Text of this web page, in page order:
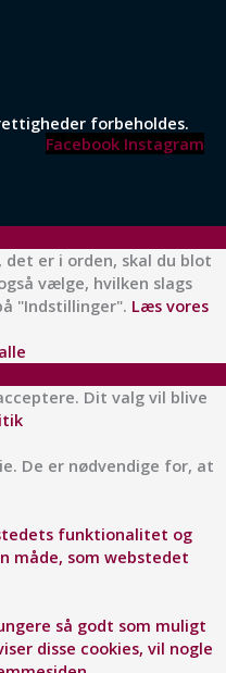
forbeholdes.
Facebook Instagram
det er i orden, skal du blot
vælge, hvilken slags
"Indstillinger". Læs vores
Dit valg vil blive
De er nødvendige for, at
funktionalitet og
måde, som webstedet
så godt som muligt
disse cookies, vil nogle